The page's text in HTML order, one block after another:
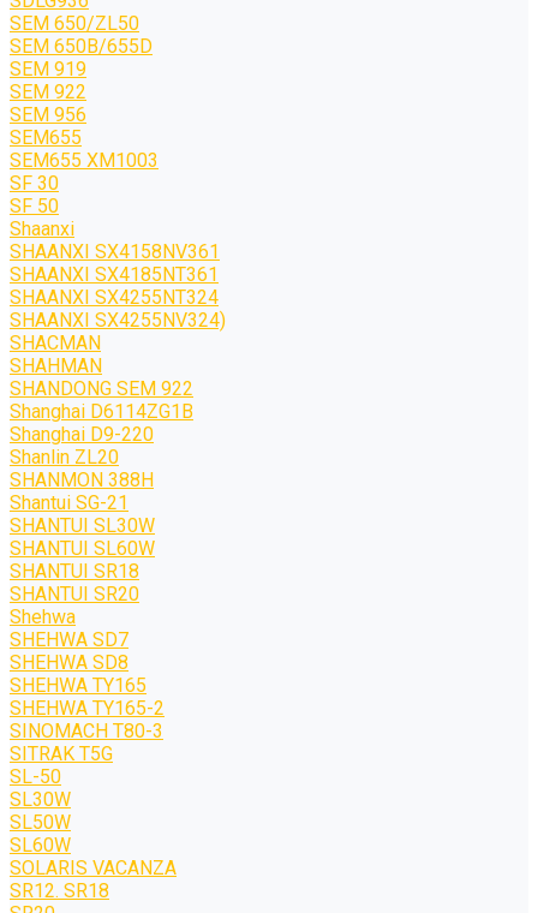
SEM 650/ZL50
SEM 650B/655D
SEM 919
SEM 922
SEM 956
SEM655
SEM655 XM1003
SF 30
SF 50
Shaanxi
SHAANXI SX4158NV361
SHAANXI SX4185NT361
SHAANXI SX4255NT324
SHAANXI SX4255NV324)
SHACMAN
SHAHMAN
SHANDONG SEM 922
Shanghai D6114ZG1B
Shanghai D9-220
Shanlin ZL20
SHANMON 388H
Shantui SG-21
SHANTUI SL30W
SHANTUI SL60W
SHANTUI SR18
SHANTUI SR20
Shehwa
SHEHWA SD7
SHEHWA SD8
SHEHWA TY165
SHEHWA TY165-2
SINOMACH T80-3
SITRAK T5G
SL-50
SL30W
SL50W
SL60W
SOLARIS VACANZA
SR12. SR18